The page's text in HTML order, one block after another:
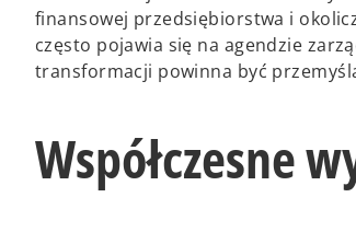
finansowej przedsiębiorstwa i
często pojawia się na agendzie
transformacji powinna być
Współczesne